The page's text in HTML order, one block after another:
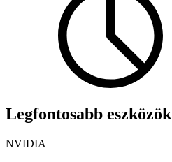
Legfontosabb eszközök
NVIDIA